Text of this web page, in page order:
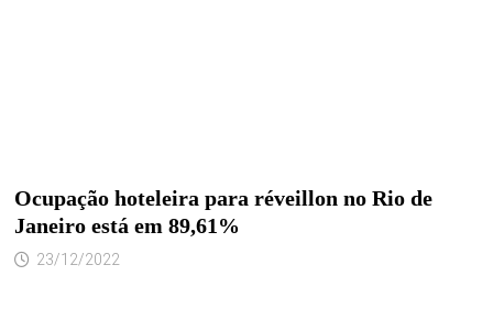
Ocupação hoteleira para réveillon no Rio de
Janeiro está em 89,61%
23/12/2022